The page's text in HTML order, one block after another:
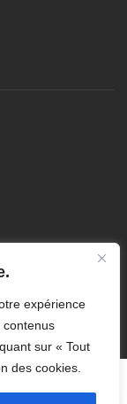
expérience
contenus
sur « Tout
des cookies.
par AS